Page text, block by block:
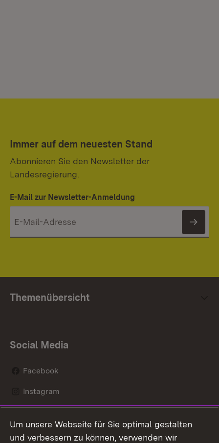
Immer auf dem neuesten Stand
Abonnieren Sie den Newsletter der
Landesregierung.
E-Mail zur Newsletter-Anmeldung
Themenübersicht
Social Media
Facebook
Instagram
Mastodon
Um unsere Webseite für Sie optimal gestalten
und verbessern zu können, verwenden wir